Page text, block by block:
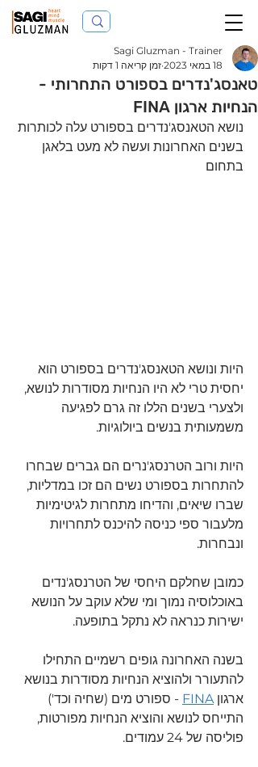
טאנסג'נדרים בספורט התחרותי -
הנחיות ארגון FINA
Sagi Gluzman - Trainer
18 במאי 2023
זמן קריאה 1 דקות
נושא הטאנסג'נדרים בספורט עלה לכותרות
בשנים האחרונות ועשה לא מעט בלאגן
בתחום
היות ונושא הטאנסג'נדרים בספורט הוא
יחסית טרי לא היו הנחיות מסודרות לנושא,
ולצערי בשנים הללו זה גרם לפגיעה
משמעותית בנשים ביולוגיות.
היות ורוב הטרנסג'נרים הם גברים שבחרו
להתחרות בספורט נשים הם זכו במדליות,
שברו שיאים, והדיחו מתחרות לגיטימיות
מלעבור ספי כניסה להיכנס לתחרויות
ונבחרות.
כמובן שחלקם היחסי של הטרנסג'נדים
באוכלוסיה נמוך ומי שלא עוקב על הנושא
ישירות כנראה לא נתקל בתופעה.
בשנה האחרונה גופים רשמיים התחילו
להתעורר ולהוציא הנחיות מסודרות בנושא
ארגון FINA - ספורט מים (שחיה וכד')
התייחס לנושא והוציא הנחיות מפורטות,
פוליסה של 24 עמודים.